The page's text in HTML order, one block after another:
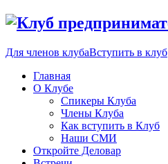
Для членов клубаВступить в клуб
Главная
О Клубе
Спикеры Клуба
Члены Клуба
Как вступить в Клуб
Наши СМИ
Откройте Деловар